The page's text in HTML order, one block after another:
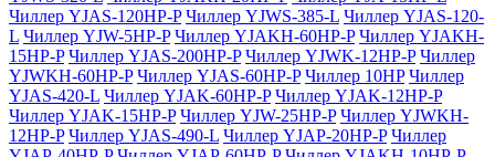
Чиллер YJAS-120HP-P Чиллер YJWS-385-L Чиллер YJAS-120-
L Чиллер YJW-5HP-P Чиллер YJAKH-60HP-P Чиллер YJAKH-
15HP-P Чиллер YJAS-200HP-P Чиллер YJWK-12HP-P Чиллер
YJWKH-60HP-P Чиллер YJAS-60HP-P Чиллер 10HP Чиллер
YJAS-420-L Чиллер YJAK-60HP-P Чиллер YJAK-12HP-P
Чиллер YJAK-15HP-P Чиллер YJW-25HP-P Чиллер YJWKH-
12HP-P Чиллер YJAS-490-L Чиллер YJAP-20HP-P Чиллер